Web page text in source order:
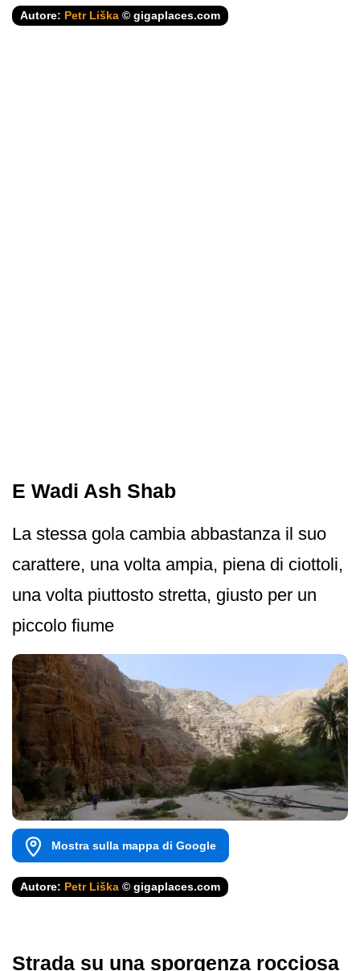
Autore: Petr Liška © gigaplaces.com
E Wadi Ash Shab
La stessa gola cambia abbastanza il suo
carattere, una volta ampia, piena di ciottoli,
una volta piuttosto stretta, giusto per un
piccolo fiume
Mostra sulla mappa di Google
Autore: Petr Liška © gigaplaces.com
Strada su una sporgenza rocciosa